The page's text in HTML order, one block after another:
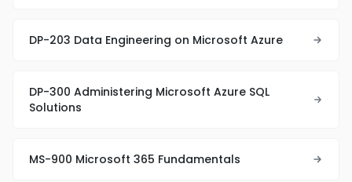
DP-203 Data Engineering on Microsoft Azure
DP-300 Administering Microsoft Azure SQL
Solutions
MS-900 Microsoft 365 Fundamentals